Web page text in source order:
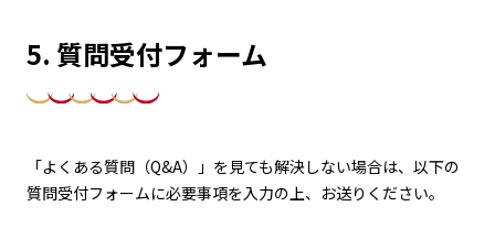
5. 質問受付フォーム
「よくある質問（Q&A）」を見ても解決しない場合は、以下の
質問受付フォームに必要事項を入力の上、お送りください。